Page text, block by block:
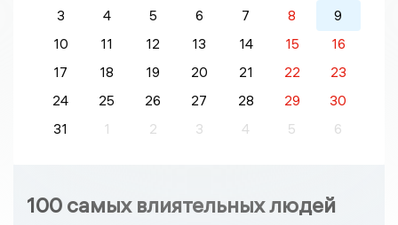
3
4 5 6 7 8
9
10
11 12 13 14 15
16
17
18 19 20 21 22
23
24
25 26 27 28 29
30
31
1 2 3 4 5 6
100 самых влиятельных людей